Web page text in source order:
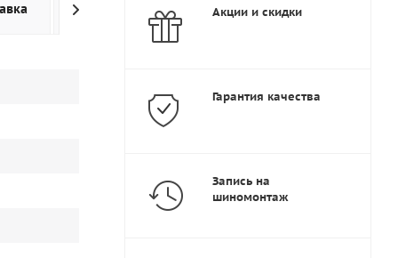
Дополнительно Акции и скидки
Гарантия качества
Запись на
шиномонтаж